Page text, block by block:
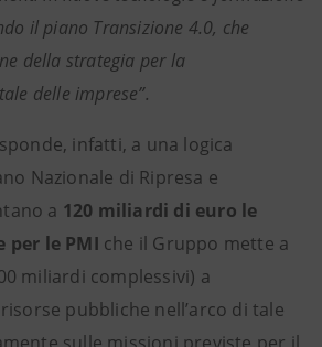
il piano Transizione 4.0, che
della strategia per la
delle imprese”.
infatti, a una logica
Nazionale di Ripresa e
a 120 miliardi di euro le
per le PMI che il Gruppo mette a
miliardi complessivi) a
pubbliche nell’arco di tale